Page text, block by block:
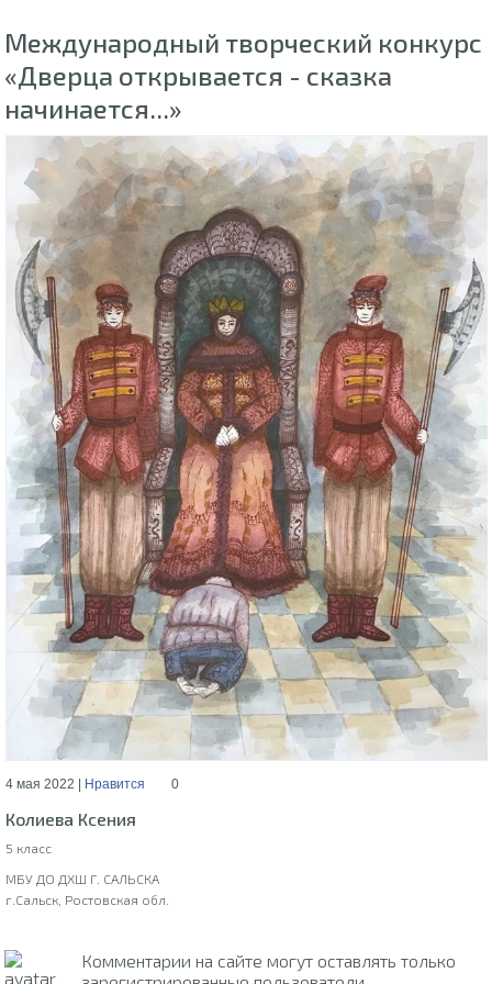
Международный творческий конкурс
«Дверца открывается - сказка
начинается...»
4 мая 2022 | Нравится 0
Колиева Ксения
5 класс
МБУ ДО ДХШ Г. САЛЬСКА
г.Сальск, Ростовская обл.
Комментарии на сайте могут оставлять только